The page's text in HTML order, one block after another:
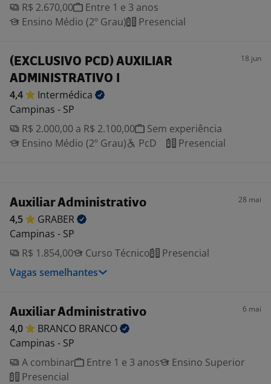
R$ 2.670,00
Entre 1 e 3 anos
Ensino Médio (2º Grau)
Presencial
(EXCLUSIVO PCD) AUXILIAR
ADMINISTRATIVO I
18 jun
4,4
Intermédica
Campinas - SP
R$ 2.000,00 a R$ 2.100,00
Sem experiência
Ensino Médio (2º Grau)
PcD Presencial
Auxiliar Administrativo 28 mai
4,5
GRABER
Campinas - SP
R$ 1.854,00
Curso Técnico
Presencial
Vagas semelhantes
Auxiliar Administrativo 6 mai
4,0 BRANCO BRANCO
Campinas - SP
A combinar
Entre 1 e 3 anos
Ensino Superior
Presencial